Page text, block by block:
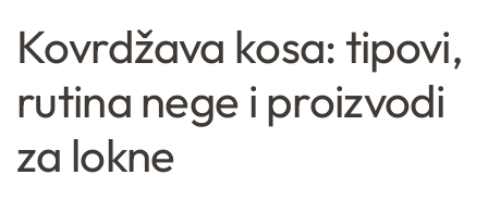
Kovrdžava kosa: tipovi,
rutina nege i proizvodi
za lokne